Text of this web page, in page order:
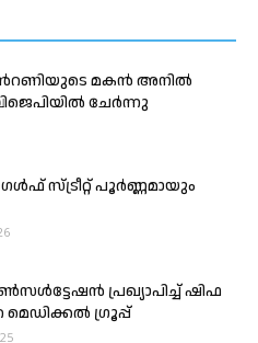
മകൻ അനിൽ
ചേർന്നു
സ്ട്രീറ്റ് പൂർണ്ണമായും
പ്രഖ്യാപിച്ച് ഷിഫ
ഗ്രൂപ്പ്